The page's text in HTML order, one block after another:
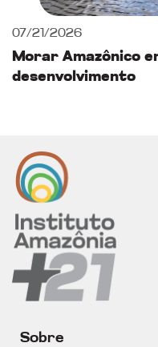
07/21/2026
Morar Amazônico
desenvolvimento
Sobre